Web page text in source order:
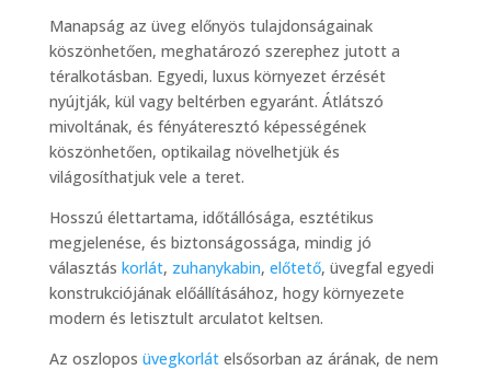
Manapság az üveg előnyös tulajdonságainak
köszönhetően, meghatározó szerephez jutott a
téralkotásban. Egyedi, luxus környezet érzését
nyújtják, kül vagy beltérben egyaránt. Átlátszó
mivoltának, és fényáteresztó képességének
köszönhetően, optikailag növelhetjük és
világosíthatjuk vele a teret.
Hosszú élettartama, időtállósága, esztétikus
megjelenése, és biztonságossága, mindig jó
választás korlát, zuhanykabin, előtető, üvegfal egyedi
konstrukciójának előállításához, hogy környezete
modern és letisztult arculatot keltsen.
Az oszlopos üvegkorlátelsősorban az árának, de nem